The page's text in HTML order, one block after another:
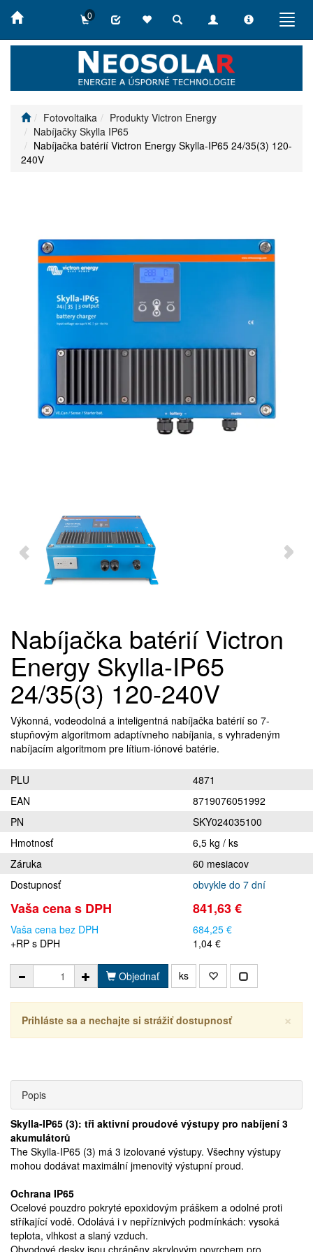
Toggle
Toggle
Toggle
0
Fotovoltaika
Produkty Victron Energy
Nabíjačky Skylla IP65
Nabíjačka batérií Victron Energy Skylla-IP65 24/35(3) 120-
240V
Nabíjačka batérií Victron
Energy Skylla-IP65
24/35(3) 120-240V
Výkonná, vodeodolná a inteligentná nabíjačka batérií so 7-
stupňovým algoritmom adaptívneho nabíjania, s vyhradeným
nabíjacím algoritmom pre lítium-iónové batérie.
PLU
4871
EAN
8719076051992
PN
SKY024035100
Hmotnosť
6,5 kg / ks
Záruka
60 mesiacov
Dostupnosť
obvykle do 7 dní
Vaša cena s DPH 841,63 €
Vaša cena bez DPH
684,25 €
+RP s DPH
1,04 €
Objednať ks
×
Prihláste sa a nechajte si strážiť dostupnosť
Popis
Skylla-IP65 (3): tři aktivní proudové výstupy pro nabíjení 3
akumulátorů
The Skylla-IP65 (3) má 3 izolované výstupy. Všechny výstupy
mohou dodávat maximální jmenovitý výstupní proud.
Ochrana IP65
Ocelové pouzdro pokryté epoxidovým práškem a odolné proti
stříkající vodě. Odolává i v nepříznivých podmínkách: vysoká
teplota, vlhkost a slaný vzduch.
Obvodové desky jsou chráněny akrylovým povrchem pro